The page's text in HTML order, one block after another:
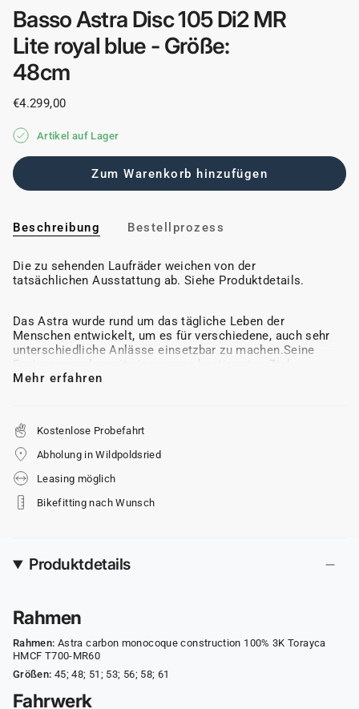
Basso Astra Disc 105 Di2 MR
Lite royal blue - Größe:
48cm
€4.299,00
Artikel auf Lager
Zum Warenkorb hinzufügen
Beschreibung Bestellprozess
Die zu sehenden Laufräder weichen von der
tatsächlichen Ausstattung ab. Siehe Produktdetails.
Das Astra wurde rund um das tägliche Leben der
Menschen entwickelt, um es für verschiedene, auch sehr
unterschiedliche Anlässe einsetzbar zu machen.Seine
Features wurden mit einem ganz bestimmten Ziel
entwickelt: den Lebensstil derjenigen zu bereichern, die
Abbildung abweichend. Für die genaue Ausstattung siehe
Produktdetails.
Mehr erfahren
Kostenlose Probefahrt
Abholung in Wildpoldsried
Leasing möglich
Bikefitting nach Wunsch
Produktdetails
Rahmen
Rahmen: Astra carbon monocoque construction 100% 3K Torayca
HMCF T700-MR60
Größen: 45; 48; 51; 53; 56; 58; 61
Fahrwerk